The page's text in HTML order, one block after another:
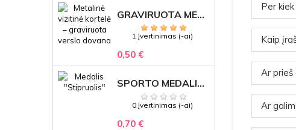
GRAVIRUOTA METALINĖ VIZITINĖ KORTELĖ SU LOGOTIPU – REPREZENTACINĖ VERSLO DOVANA
1 Įvertinimas (-ai)
0,50 €
SPORTO MEDALIS "STIPRUOLIS" SU GRAVIRUOTU TEKSTU
0 Įvertinimas (-ai)
0,70 €
Per
Kaip
Ar prieš
Ar